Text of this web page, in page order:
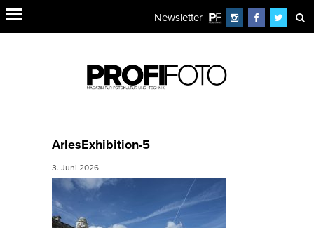
Newsletter
ArlesExhibition-5
3. Juni 2026